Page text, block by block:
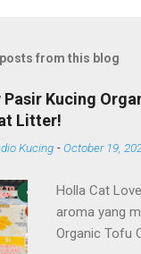
from this blog
Pasir Kucing
Litter!
Kucing -October 19,
Holla Cat
aroma yang
Organic Tofu